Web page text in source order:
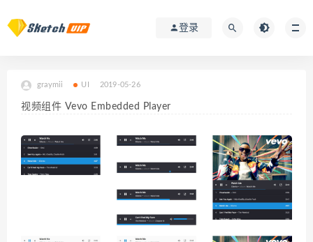
登录
graymii UI 2019-05-26
视频组件 Vevo Embedded Player